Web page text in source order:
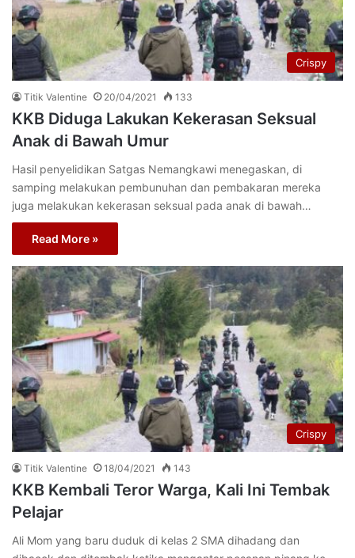
Crispy
Titik Valentine 20/04/2021 133
KKB Diduga Lakukan Kekerasan Seksual
Anak di Bawah Umur
Hasil penyelidikan Satgas Nemangkawi menegaskan, di
samping melakukan pembunuhan dan pembakaran mereka
juga melakukan kekerasan seksual pada anak di bawah…
Read More »
Crispy
Titik Valentine 18/04/2021 143
KKB Kembali Teror Warga, Kali Ini Tembak
Pelajar
Ali Mom yang baru duduk di kelas 2 SMA dihadang dan